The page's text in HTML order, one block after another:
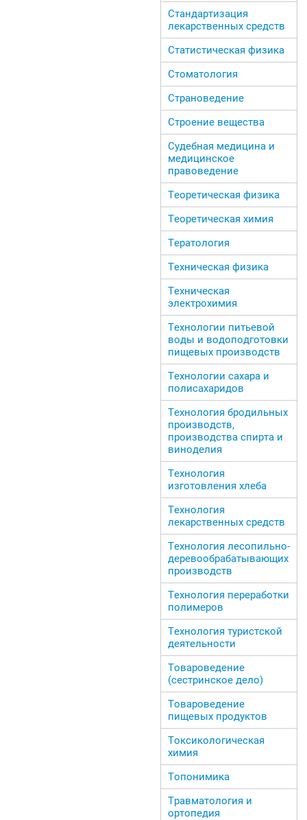
Стандартизация
лекарственных средств
Статистическая физика
Стоматология
Страноведение
Строение вещества
Судебная медицина и
медицинское
правоведение
Теоретическая физика
Теоретическая химия
Тератология
Техническая физика
Техническая
электрохимия
Технологии питьевой
воды и водоподготовки
пищевых производств
Технологии сахара и
полисахаридов
Технология бродильных
производств,
производства спирта и
виноделия
Технология
изготовления хлеба
Технология
лекарственных средств
Технология лесопильно-
деревообрабатывающих
производств
Технология переработки
полимеров
Технология туристской
деятельности
Товароведение
(сестринское дело)
Товароведение
пищевых продуктов
Токсикологическая
химия
Топонимика
Травматология и
ортопедия